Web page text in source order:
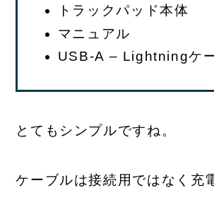
トラックパッド本体
マニュアル
USB-A – Lightningケ
とてもシンプルですね。
ケーブルは接続用ではなく充